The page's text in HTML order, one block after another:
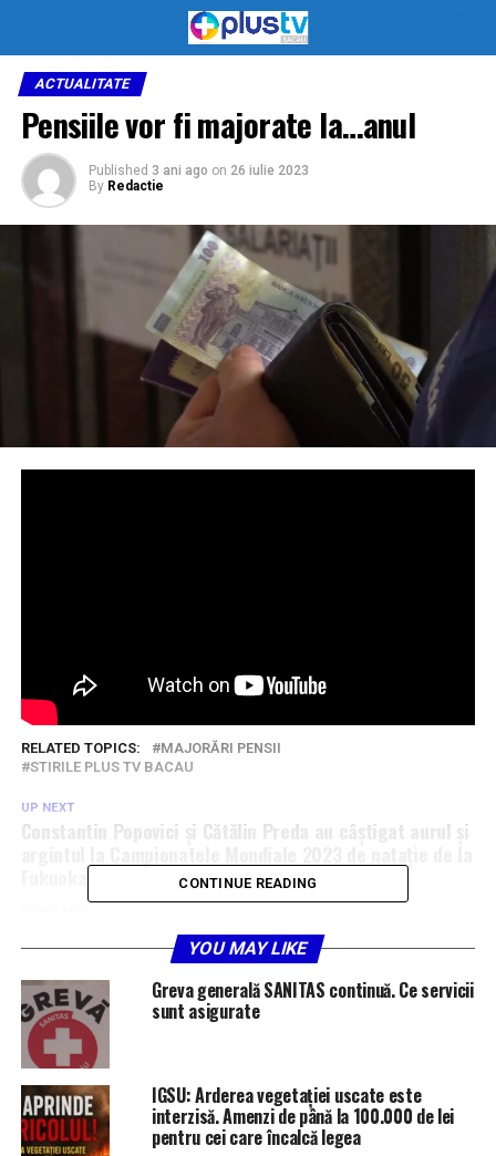
ACTUALITATE
Pensiile vor fi majorate la…anul
Published 3 ani ago on 26 iulie 2023
By Redactie
RELATED TOPICS:
MAJORĂRI PENSII
STIRILE PLUS TV BACAU
UP NEXT
Constantin Popovici şi Cătălin Preda au câștigat aurul şi
Mii de intervenții ale pompierilor băcăuani în prima
jumătate a anului
CONTINUE READING
YOU MAY LIKE
Greva generală SANITAS continuă. Ce servicii
sunt asigurate
IGSU: Arderea vegetației uscate este
interzisă. Amenzi de până la 100.000 de lei
pentru cei care încalcă legea